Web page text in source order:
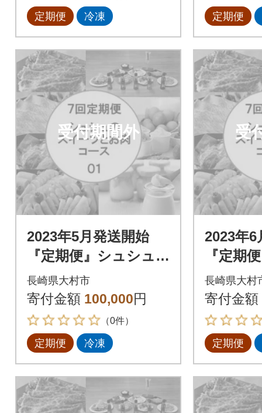
定期便 冷凍 定期便
受付期間外
2023年5月発送開始
『定期便』シュシュ
のスイーツとお肉コ
ース01 全7回
長崎県大村市
寄付金額 100,000円
（0件）
定期便 冷凍
受
2023年6
『定期
のスイ
ース01
長崎県大村
寄付金額
定期便